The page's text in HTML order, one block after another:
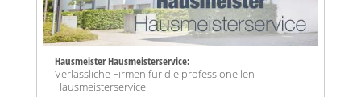
Hausmeister Hausmeisterservice:
Verlässliche Firmen für die professionellen
Hausmeisterservice